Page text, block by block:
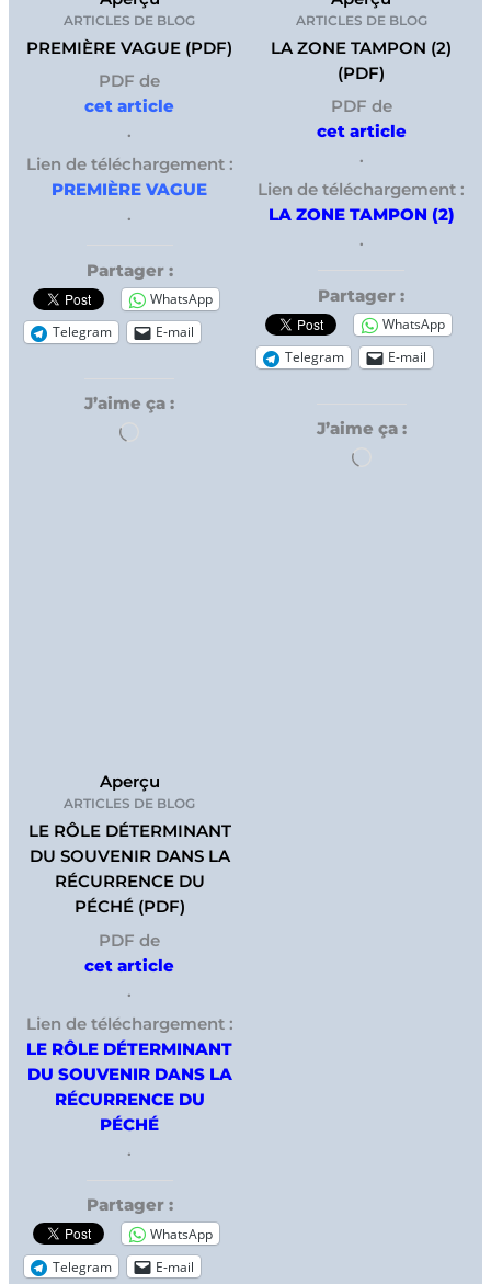
ARTICLES DE BLOG
PREMIÈRE VAGUE (PDF)
PDF de
cet article
.
Lien de téléchargement :
PREMIÈRE VAGUE
.
Partager :
WhatsApp
Telegram
E-mail
J’aime ça :
ARTICLES DE BLOG
LA ZONE TAMPON (2)
(PDF)
PDF de
cet article
.
Lien de téléchargement :
LA ZONE TAMPON (2)
.
Partager :
WhatsApp
Telegram
E-mail
J’aime ça :
Aperçu
ARTICLES DE BLOG
LE RÔLE DÉTERMINANT
DU SOUVENIR DANS LA
RÉCURRENCE DU
PÉCHÉ (PDF)
PDF de
cet article
.
Lien de téléchargement :
LE RÔLE DÉTERMINANT
DU SOUVENIR DANS LA
RÉCURRENCE DU
PÉCHÉ
.
Partager :
WhatsApp
Telegram
E-mail